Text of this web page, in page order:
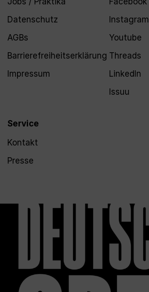
Datenschutz
AGBs
Barrierefreiheitserklärung
Impressum
Service
Kontakt
Presse
Instagram
Youtube
Threads
LinkedIn
Issuu